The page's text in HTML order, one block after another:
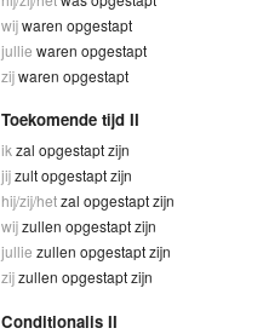
wijwaren opgestapt
jullie waren opgestapt
zijwaren opgestapt
Toekomende tijd II
ik zal opgestapt zijn
jijzult opgestapt zijn
hij/zij/hetzal opgestapt zijn
wijzullen opgestapt zijn
jullie zullen opgestapt zijn
zijzullen opgestapt zijn
Conditionalis II